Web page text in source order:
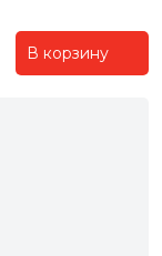
В корзину